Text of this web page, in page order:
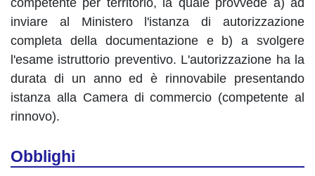
competente per territorio, la quale provvede a) ad
inviare al Ministero l'istanza di autorizzazione
completa della documentazione e b) a svolgere
l'esame istruttorio preventivo. L'autorizzazione ha la
durata di un anno ed è rinnovabile presentando
istanza alla Camera di commercio (competente al
rinnovo).
Obblighi